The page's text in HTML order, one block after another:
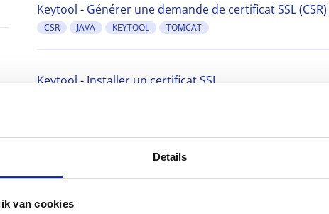
Details
van cookies
Keytool - Générer une demande de certificat SSL (CSR)
CSR JAVA KEYTOOL TOMCAT
Keytool - Installer un certificat SSL
Apache - Installer un certificat SSL